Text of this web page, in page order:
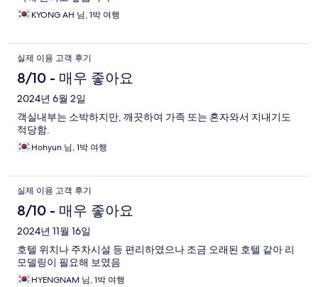
KYONG AH 님, 1박 여행
실제 이용 고객 후기
8/10 - 매우 좋아요
2024년 6월 2일
객실내부는 소박하지만, 깨끗하여 가족 또는 혼자와서 지내기도
적당함.
Hohyun 님, 1박 여행
실제 이용 고객 후기
8/10 - 매우 좋아요
2024년 11월 16일
호텔 위치나 주차시설 등 편리하였으나 조금 오래된 호텔 같아 리
모델링이 필요해 보였음
HYENGNAM 님, 1박 여행